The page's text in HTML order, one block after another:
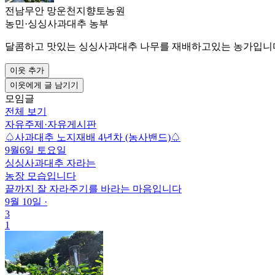
전남무안 망운천지향토농원
농민·싱싱사과대추 농부
달콤하고 맛있는 싱싱사과대추 나무를 재배하고있는 농가입니
이웃 추가
이웃에게 글 남기기
모임글
전체 보기
자유주제 ·자유게시판
♤사과대추 노지재배 4년차 (농사밴드)♤
9월6일 토요일
싱싱사과대추 자라는
농장 모습입니다
끝까지 잘 자라주기를 바라는 마음입니다
9월 10일 ·
3
1